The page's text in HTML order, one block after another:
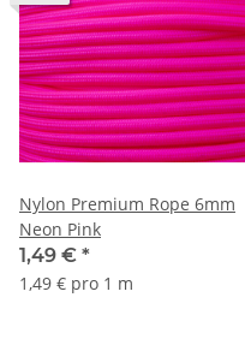
Nylon Premium Rope 6mm
Neon Pink
1,49 € *
1,49 € pro 1 m